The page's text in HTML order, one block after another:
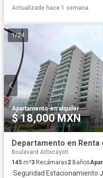
Actualizado hace 1 semana
1/24
Apartamento·en alquiler
$ 18,000 MXN
Boulevard Atlixcáyotl
145 m²3 Recámaras2 Baños
·Seguridad·Estacionamiento·